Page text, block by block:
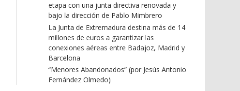
etapa con una junta directiva renovada y
bajo la dirección de Pablo Mimbrero
La Junta de Extremadura destina más de 14
millones de euros a garantizar las
conexiones aéreas entre Badajoz, Madrid y
Barcelona
“Menores Abandonados” (por Jesús Antonio
Fernández Olmedo)